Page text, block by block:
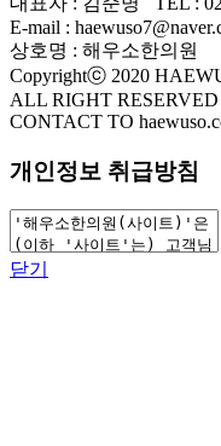
E-mail :
상호명 : 해우소한의원
Copyrightⓒ 2020
ALL RIGHT RESERVED
CONTACT TO
개인정보 취급방침
닫기